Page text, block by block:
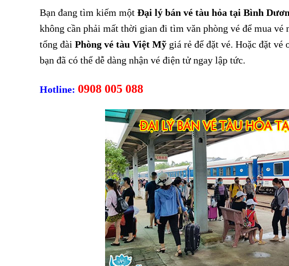
Bạn đang tìm kiếm một Đại lý bán vé tàu hỏa tại Bình
không cần phải mất thời gian đi tìm văn phòng vé để mua vé
tổng đài Phòng vé tàu Việt Mỹ giá rẻ để đặt vé. Hoặc đặt
bạn đã có thể dễ dàng nhận vé điện tử ngay lập tức.
Hotline: 0908 005 088